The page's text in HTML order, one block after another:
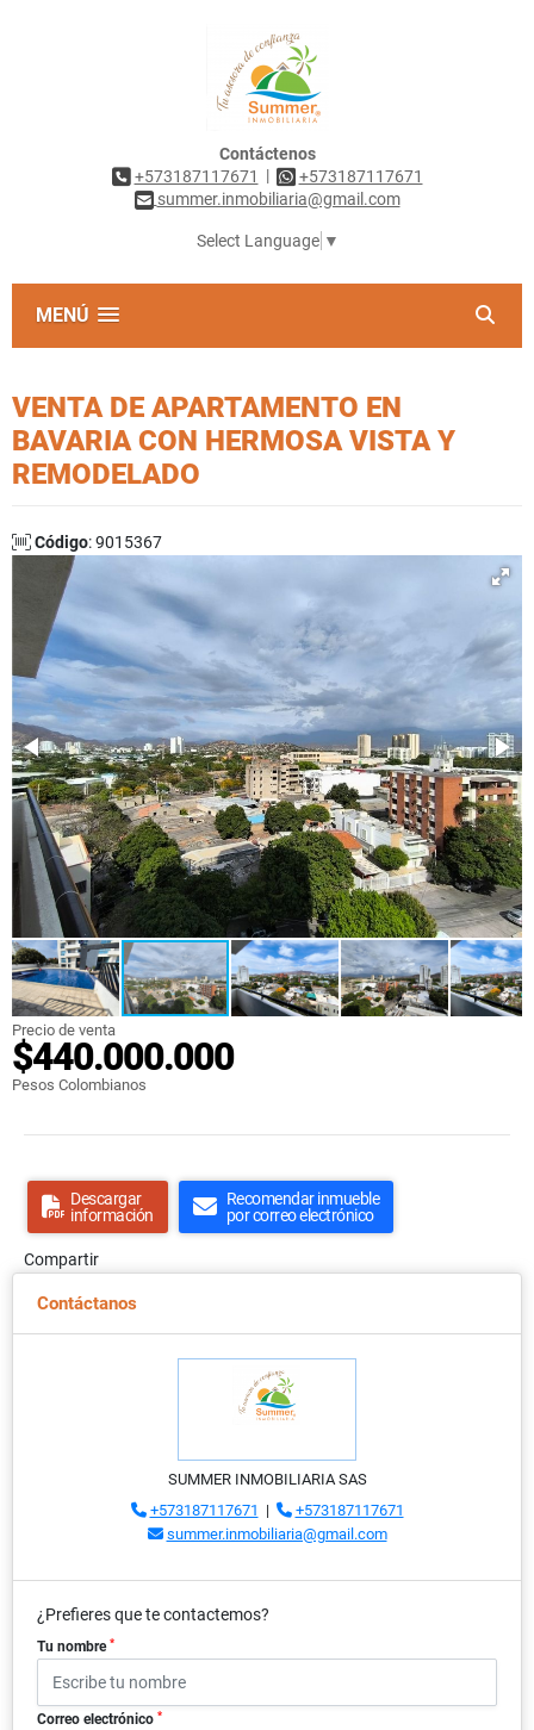
Contáctenos
+573187117671
|
+573187117671
summer.inmobiliaria@gmail.com
Select Language ▼
MENÚ
VENTA DE APARTAMENTO EN
BAVARIA CON HERMOSA VISTA Y
REMODELADO
Código: 9015367
Precio de venta
$440.000.000
Pesos Colombianos
Descargar
información
Recomendar inmueble
por correo electrónico
Compartir
Contáctanos
SUMMER INMOBILIARIA SAS
+573187117671 |
+573187117671
summer.inmobiliaria@gmail.com
¿Prefieres que te contactemos?
Tu nombre *
Correo electrónico *